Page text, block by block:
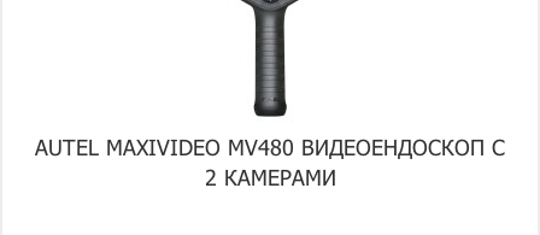
AUTEL MAXIVIDEO MV480 ВИДЕОЕНДОСКОП С
2 КАМЕРАМИ